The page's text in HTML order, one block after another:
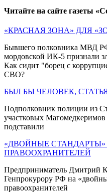
Читайте на сайте газеты
«КРАСНАЯ ЗОНА» ДЛЯ
Бывшего полковника МВД
мордовской ИК-5 признали
Как сидит "борец с
СВО?
БЫЛ БЫ ЧЕЛОВЕК,
Подполковник полиции из
участковых Магомедкеримов
подставили
«ДВОЙНЫЕ
ПРАВООХРАНИТЕЛЕЙ
Предприниматель Дмитрий
Генпрокурору РФ на
правоохранителей